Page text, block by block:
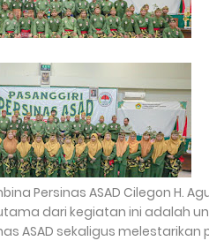
Persinas ASAD Cilegon H.
dari kegiatan ini adalah
ASAD sekaligus melestarikan